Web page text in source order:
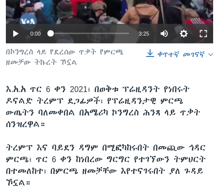
ቋንቋዎች
0:00 3:25
ቀጥተኛ መገናኛ
በኮንግረስ ላይ የደረሰው ጥቃት የምርጫ
ዘመቻው ትኩረት ኾኗል
እ.አ.አ ጥር 6 ቀን 2021፣ በወቅቱ ፕሬዚዳንት የነበሩት
ዶናልድ ትረምፕ ደጋፊዎች፣ የፕሬዚዳንታዊ ምርጫ
ውጤትን ባለመቀበል በአሜሪካ ኮንግረስ ሕንጻ ላይ ጥቃት
ሰንዝረዋል።
ትረምፕ እና ባይደን ዳግም በሚፎካከሩበት በመጪው ኅዳር
ምርጫ፣ ጥር 6 ቀን ከነበረው ግርግር የተገኘውን ትምህርት
በተመለከተ፣ በምርጫ ዘመቻቸው እየተናገሩበት ያለ ጉዳይ
ኾኗል።